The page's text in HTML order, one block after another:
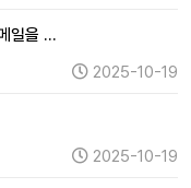
일을 …
2025-10-19
2025-10-19